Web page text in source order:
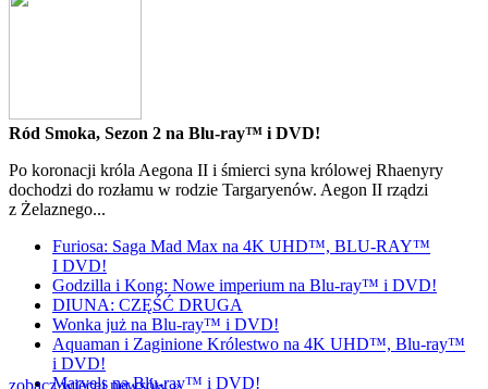
Ród Smoka, Sezon 2 na Blu-ray™ i DVD!
Po koronacji króla Aegona II i śmierci syna królowej Rhaenyry
dochodzi do rozłamu w rodzie Targaryenów. Aegon II rządzi
z Żelaznego...
Furiosa: Saga Mad Max na 4K UHD™, BLU-RAY™
I DVD!
Godzilla i Kong: Nowe imperium na Blu-ray™ i DVD!
DIUNA: CZĘŚĆ DRUGA
Wonka już na Blu-ray™ i DVD!
Aquaman i Zaginione Królestwo na 4K UHD™, Blu-ray™
i DVD!
Marvels na Blu-ray™ i DVD!
zobacz więcej newsów »